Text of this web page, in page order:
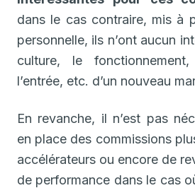
dans le cas contraire, mis à
personnelle, ils n’ont aucun
culture, le
l’entrée, etc. d’un nouveau
En revanche, il n’est pas
en place des commissions
accélérateurs ou encore de
de performance dans le cas